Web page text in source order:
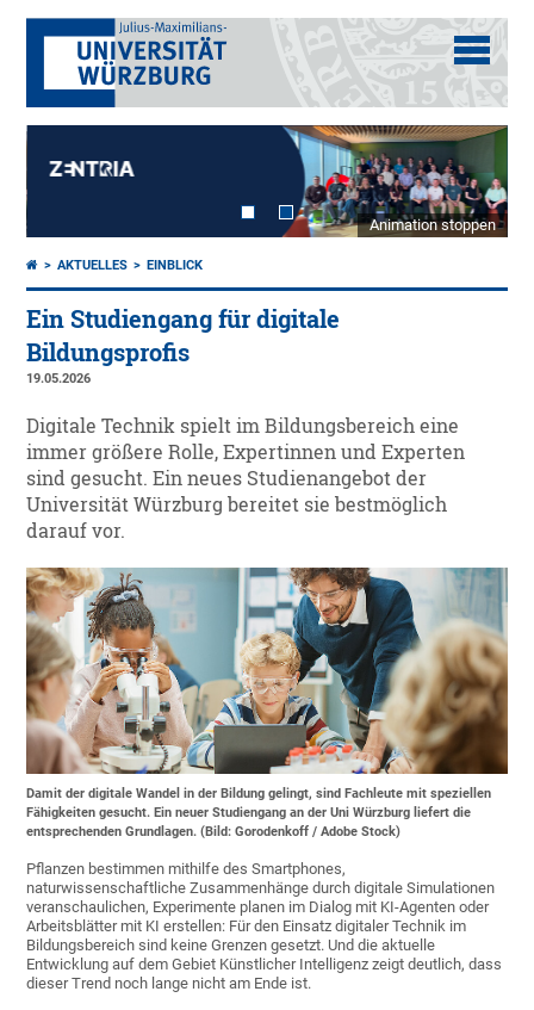
Animation stoppen
AKTUELLES EINBLICK
Ein Studiengang für digitale
Bildungsprofis
19.05.2026
Digitale Technik spielt im Bildungsbereich eine
immer größere Rolle, Expertinnen und Experten
sind gesucht. Ein neues Studienangebot der
Universität Würzburg bereitet sie bestmöglich
darauf vor.
Damit der digitale Wandel in der Bildung gelingt, sind Fachleute mit speziellen
Fähigkeiten gesucht. Ein neuer Studiengang an der Uni Würzburg liefert die
entsprechenden Grundlagen. (Bild: Gorodenkoff / Adobe Stock)
Pflanzen bestimmen mithilfe des Smartphones,
naturwissenschaftliche Zusammenhänge durch digitale Simulationen
veranschaulichen, Experimente planen im Dialog mit KI-Agenten oder
Arbeitsblätter mit KI erstellen: Für den Einsatz digitaler Technik im
Bildungsbereich sind keine Grenzen gesetzt. Und die aktuelle
Entwicklung auf dem Gebiet Künstlicher Intelligenz zeigt deutlich, dass
dieser Trend noch lange nicht am Ende ist.